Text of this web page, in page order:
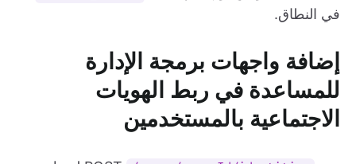
في النطاق.
إضافة واجهات برمجة الإدارة
للمساعدة في ربط الهويات
الاجتماعية بالمستخدمين